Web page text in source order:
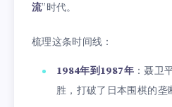
流”时代。
梳理这条时间线：
1984年到1987年：聂卫
胜，打破了日本围棋的垄